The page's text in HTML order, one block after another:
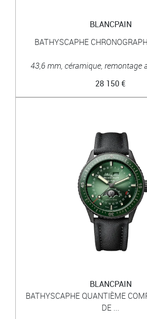
BLANCPAIN
BATHYSCAPHE
43,6 mm, céramique, remontage
28 150 €
BLANCPAIN
BATHYSCAPHE QUANTIÈME
DE ...